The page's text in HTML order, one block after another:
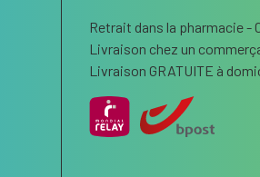
Retrait dans la pharmacie -
Livraison chez un
Livraison GRATUITE à